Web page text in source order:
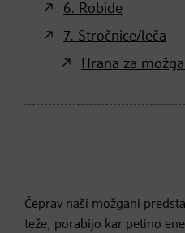
6. Robide
7. Stročnice/leča
Hrana za
Čeprav naši možgani
teže, porabijo kar petino